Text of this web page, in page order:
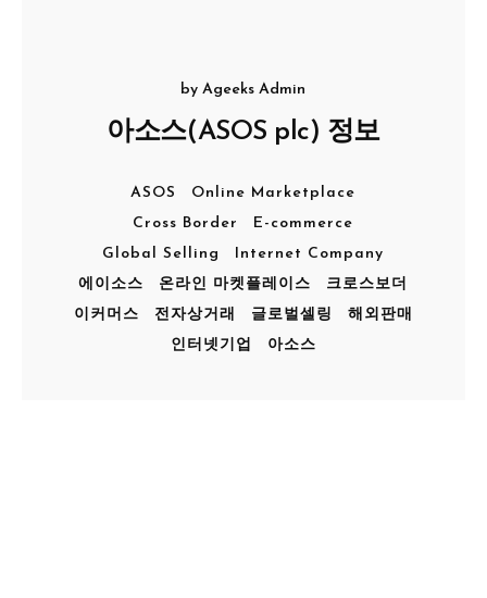
byAgeeks Admin
아소스(ASOS plc) 정보
ASOS
Online Marketplace
Cross Border
E-commerce
Global Selling
Internet Company
에이소스
온라인 마켓플레이스
크로스보더
이커머스
전자상거래 글로벌셀링
해외판매
인터넷기업
아소스